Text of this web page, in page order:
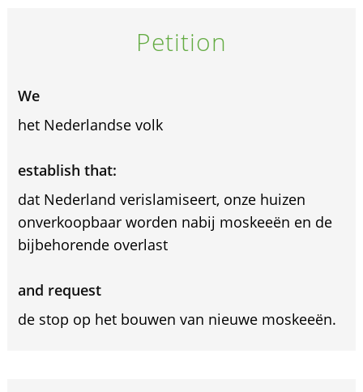
Petition
We
het Nederlandse volk
establish that:
dat Nederland verislamiseert, onze huizen
onverkoopbaar worden nabij moskeeën en de
bijbehorende overlast
and request
de stop op het bouwen van nieuwe moskeeën.